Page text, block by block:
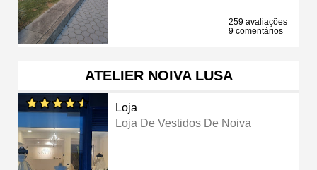
259 avaliações
9 comentários
ATELIER NOIVA LUSA
Loja
Loja De Vestidos De Noiva